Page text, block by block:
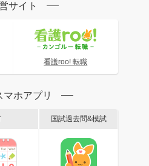
サイト
看護roo! 転職
マホアプリ
国試過去問&模試